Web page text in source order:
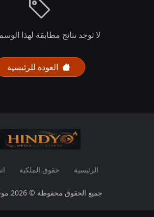
لا توجد نتائج مطابقة لهذا
العودة للرئيسية
الرئيسية حقوق الملكية
جميع الحقوق محفوظة © 2026 موقع هنديو